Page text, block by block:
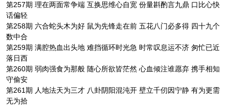
第257期 理在两面常争端 互换思维心自宽 份量斟酌言九鼎 口比心快
话偏轻
第258期 六合蛇头木为好 鼠为先锋走在前 五花八门必多得 四十九个
数中合
第259期 满腔热血出头地 难挡循环时光急 时常叹息运不济 匆忙已近
落日西
第260期 弱肉强食为那般 随心所欲皆茫然 心血倾注谁愿弃 携手相知
守偷安
第261期 人地法天为三才 八卦阴阳混沌开 壁立千仞因宁静 有为更需
无为拾